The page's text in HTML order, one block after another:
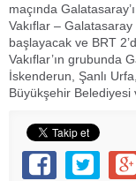
maçında
Vakıflar –
başlayacak ve BRT
Vakıflar’ın grubunda
İskenderun, Şanlı
Büyükşehir Belediyesi